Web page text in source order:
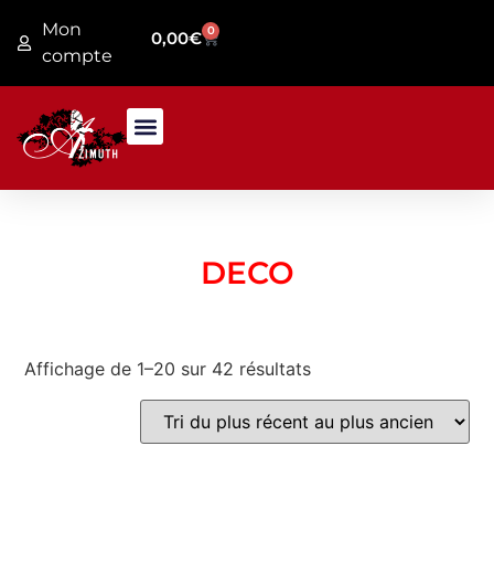
0,00€ 0
Mon
compte
DECO
Affichage de 1–20 sur 42 résultats